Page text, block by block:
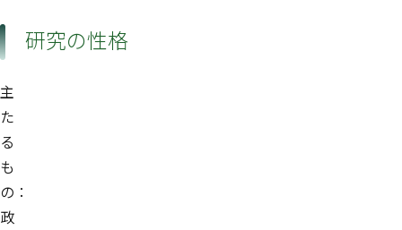
研究の性格
主
た
る
も
の：
政